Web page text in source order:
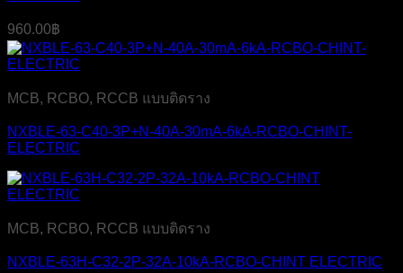
960.00฿
MCB, RCBO, RCCB แบบติดราง
NXBLE-63-C40-3P+N-40A-30mA-6kA-RCBO-CHINT-
ELECTRIC
MCB, RCBO, RCCB แบบติดราง
NXBLE-63H-C32-2P-32A-10kA-RCBO-CHINT ELECTRIC